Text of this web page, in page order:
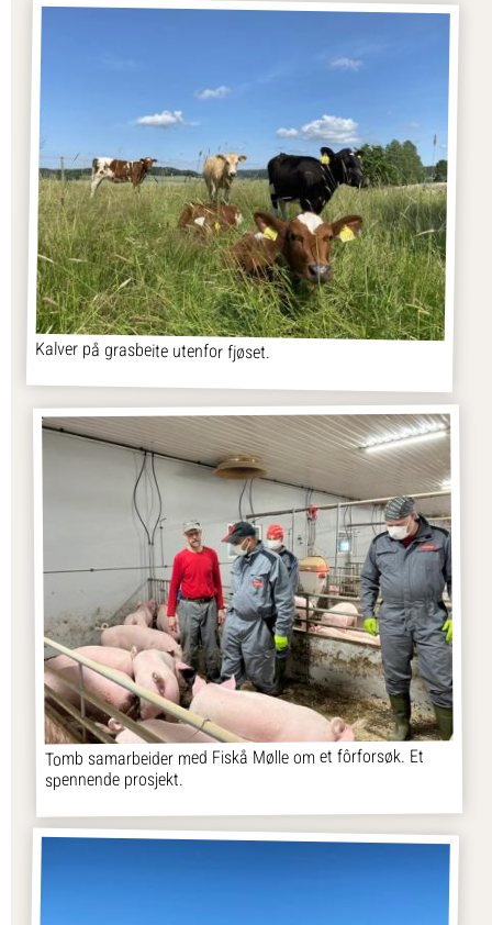
Kalver på grasbeite utenfor fjøset.
Tomb samarbeider med Fiskå Mølle om et fôrforsøk. Et
spennende prosjekt.